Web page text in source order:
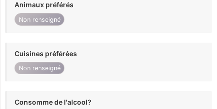
Animaux préférés
Non renseigné
Cuisines préférées
Non renseigné
Consomme de l'alcool?